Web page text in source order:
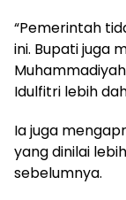
“Pemerintah
ini. Bupati juga
Idulfitri lebih
Ia juga
yang dinilai
sebelumnya.